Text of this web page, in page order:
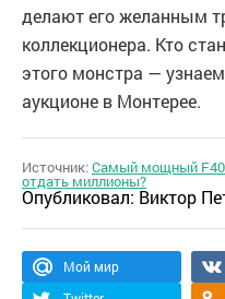
делают его желанным
коллекционера. Кто
этого монстра —
аукционе в Монтерее.
Источник:Самый мощный F40
отдать миллионы?
Опубликовал: Виктор
Мой мир